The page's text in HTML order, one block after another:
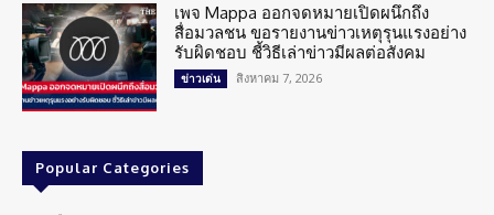
เพจ Mappa ออกจดหมายเปิดผนึกถึง
สื่อมวลชน ขอรายงานข่าวเหตุรุนแรงอย่าง
รับผิดชอบ ชี้วิธีเล่าข่าวมีผลต่อสังคม
ข่าวเด่น สิงหาคม 7, 2026
Popular Categories